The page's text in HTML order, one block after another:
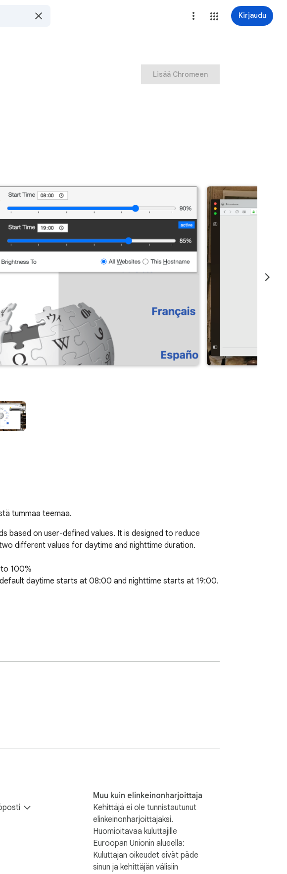
Kirjaudu
Lisää Chromeen
tummaa teemaa.
based on user-defined values. It is designed to reduce
different values for daytime and nighttime duration.
100%
daytime starts at 08:00 and nighttime starts at 19:00.
Muu kuin elinkeinonharjoittaja
Kehittäjä ei ole tunnistautunut
elinkeinonharjoittajaksi.
Huomioitavaa kuluttajille
Euroopan Unionin alueella:
Kuluttajan oikeudet eivät päde
sinun ja kehittäjän välisiin